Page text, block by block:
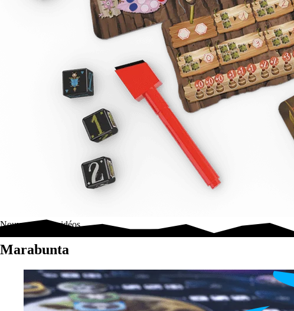
Nouveautés & vidéos
Marabunta